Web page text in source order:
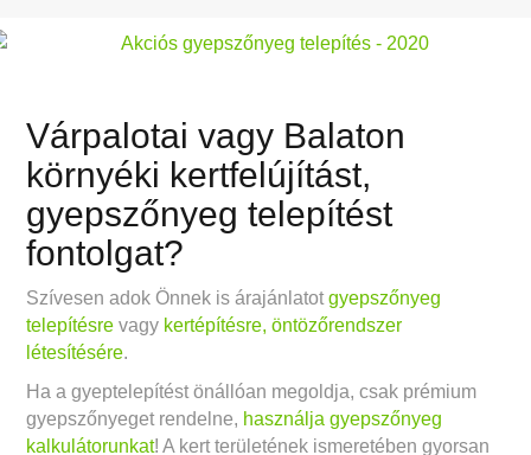
Várpalotai vagy Balaton
környéki kertfelújítást,
gyepszőnyeg telepítést
fontolgat?
Szívesen adok Önnek is árajánlatotgyepszőnyeg
telepítésre vagy kertépítésre, öntözőrendszer
létesítésére.
Ha a gyeptelepítést önállóan megoldja, csak prémium
gyepszőnyeget rendelne, használja gyepszőnyeg
kalkulátorunkat! A kert területének ismeretében gyorsan